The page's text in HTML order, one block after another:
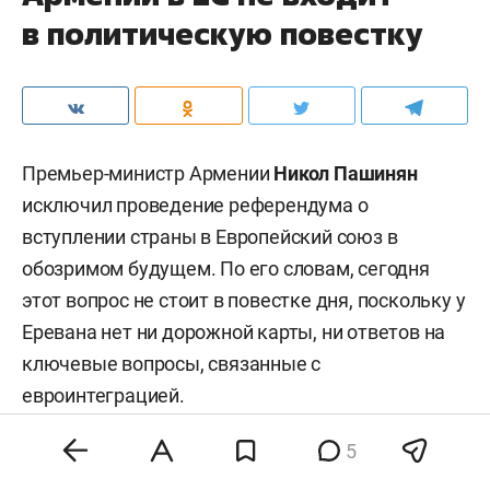
в политическую повестку
Премьер-министр Армении Никол Пашинян
исключил проведение референдума о
вступлении страны в Европейский союз в
обозримом будущем. По его словам, сегодня
этот вопрос не стоит в повестке дня, поскольку у
Еревана нет ни дорожной карты, ни ответов на
ключевые вопросы, связанные с
евроинтеграцией.
5